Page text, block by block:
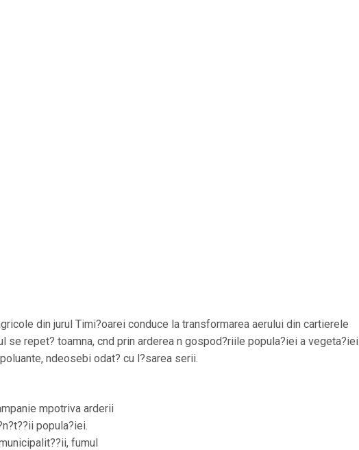
din jurul Timi?oarei conduce la transformarea aerului din cartierele
se repet? toamna, cnd prin arderea n gospod?riile popula?iei a vegeta?iei
ndeosebi odat? cu l?sarea serii.
mpotriva arderii
popula?iei.
fumul